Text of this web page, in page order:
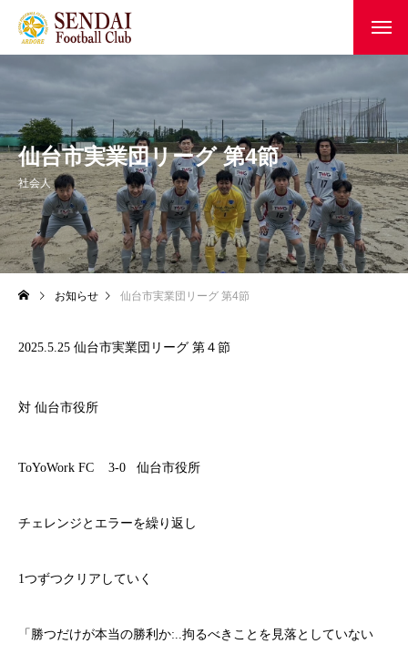
仙台市実業団リーグ 第4節
社会人
お知らせ 仙台市実業団リーグ 第4節
2025.5.25 仙台市実業団リーグ 第４節
対 仙台市役所
ToYoWork FC 3-0 仙台市役所
チェレンジとエラーを繰り返し
1つずつクリアしていく
「勝つだけが本当の勝利か:..拘るべきことを見落としていない